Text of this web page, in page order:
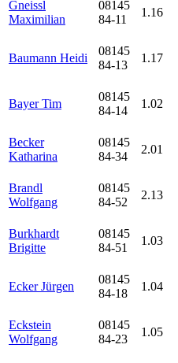
Gneissl
Maximilian
08145
84-11
1.16
Baumann Heidi
08145
84-13
1.17
Bayer Tim
08145
84-14
1.02
Becker
Katharina
08145
84-34
2.01
Brandl
Wolfgang
08145
84-52
2.13
Burkhardt
Brigitte
08145
84-51
1.03
Ecker Jürgen
08145
84-18
1.04
Eckstein
Wolfgang
08145
84-23
1.05